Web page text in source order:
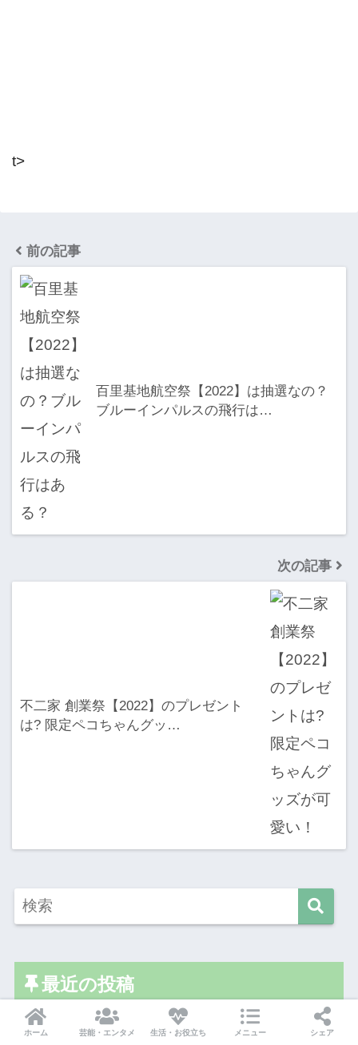
t>
前の記事
百里基地航空祭【2022】は抽選なの？
ブルーインパルスの飛行は…
次の記事
不二家 創業祭【2022】のプレゼント
は? 限定ペコちゃんグッ…
最近の投稿
医薬部外品と化粧品の違いとは?現役
ホーム 芸能・エンタメ 生活・お役立ち メニュー シェア